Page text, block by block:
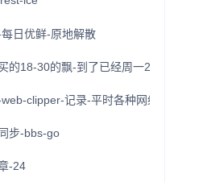
每日优鲜-原地解散
的18-30的飘-到了已经周一2点了-打车
clipper-记录-平时各种网络平台的-
步-bbs-go
-24